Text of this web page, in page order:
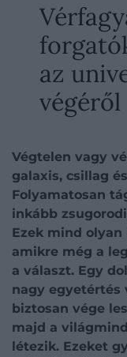
az
végéről
Végtelen vagy
galaxis, csillag
Folyamatosan
inkább
Ezek mind
amikre még a
a választ. Egy
nagy egyetértés
biztosan vége
majd a
létezik. Ezeket